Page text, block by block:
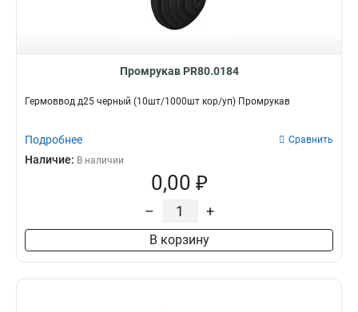
Промрукав PR80.0184
Гермоввод д25 черный (10шт/1000шт кор/уп) Промрукав
Подробнее Сравнить
Наличие: В наличии
0,00 ₽
– +
В корзину